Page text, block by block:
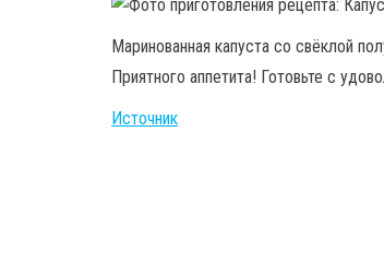
Маринованная капуста со свёклой
Приятного аппетита! Готовьте с
Источник